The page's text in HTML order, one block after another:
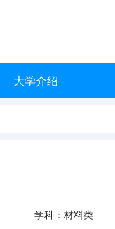
大学介绍
学科：材料类